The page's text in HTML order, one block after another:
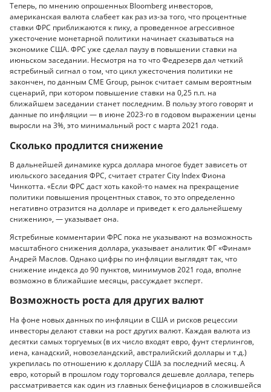
Теперь, по мнению опрошенных Bloomberg инвесторов,
американская валюта слабеет как раз из-за того, что процентные
ставки ФРС приближаются к пику, а проведенное агрессивное
ужесточение монетарной политики начинает сказываться на
экономике США. ФРС уже сделал паузу в повышении ставки на
июньском заседании. Несмотря на то что Федрезерв дал четкий
ястребиный сигнал о том, что цикл ужесточения политики не
закончен, по данным CME Group, рынок считает самым вероятным
сценарий, при котором повышение ставки на 0,25 п.п. на
ближайшем заседании станет последним. В пользу этого говорят и
данные по инфляции — в июне 2023-го в годовом выражении цены
выросли на 3%, это минимальный рост с марта 2021 года.
Сколько продлится снижение
В дальнейшей динамике курса доллара многое будет зависеть от
июльского заседания ФРС, считает стратег City Index Фиона
Чинкотта. «Если ФРС даст хоть какой-то намек на прекращение
политики повышения процентных ставок, то это определенно
негативно отразится на долларе и приведет к его дальнейшему
снижению», — указывает она.
Ястребиные комментарии ФРС пока не указывают на возможность
масштабного снижения доллара, указывает аналитик ФГ «Финам»
Андрей Маслов. Однако цифры по инфляции выглядят так, что
снижение индекса до 90 пунктов, минимумов 2021 года, вполне
возможно в ближайшие месяцы, рассуждает эксперт.
Возможность роста для других валют
На фоне новых данных по инфляции в США и рисков рецессии
инвесторы делают ставки на рост других валют. Каждая валюта из
десятки самых торгуемых (в их число входят евро, фунт стерлингов,
иена, канадский, новозеландский, австралийский доллары и т.д.)
укрепилась по отношению к доллару США за последний месяц. А
евро, который в прошлом году торговался дешевле доллара, теперь
рассматривается как один из главных бенефициаров в сложившейся